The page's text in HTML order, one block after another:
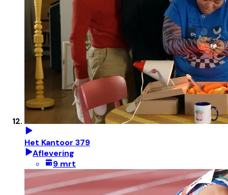
Het Kantoor 379
Aflevering
9 mrt